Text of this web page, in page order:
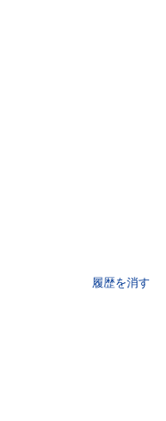
履歴を消す